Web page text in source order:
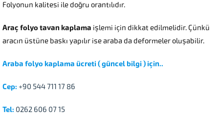
Folyonun kalitesi ile doğru orantılıdır.
Araç folyo tavan kaplama işlemi için dikkat edilmelidir. Çünkü
aracın üstüne baskı yapılır ise araba da deformeler oluşabilir.
Araba folyo kaplama ücreti ( güncel bilgi ) için..
Cep: +90 544 711 17 86
Tel: 0262 606 07 15